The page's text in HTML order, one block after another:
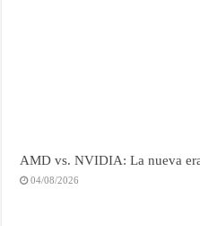
AMD vs. NVIDIA: La nueva
04/08/2026